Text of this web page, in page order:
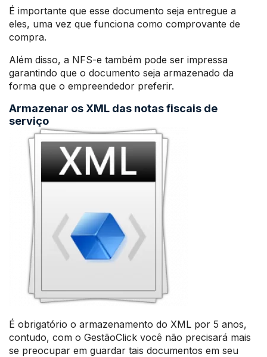
É importante que esse documento seja entregue a
eles, uma vez que funciona como comprovante de
compra.
Além disso, a NFS-e também pode ser impressa
garantindo que o documento seja armazenado da
forma que o empreendedor preferir.
Armazenar os XML das notas fiscais de
serviço
É obrigatório o armazenamento do XML por 5 anos,
contudo, com o GestãoClick você não precisará mais
se preocupar em guardar tais documentos em seu